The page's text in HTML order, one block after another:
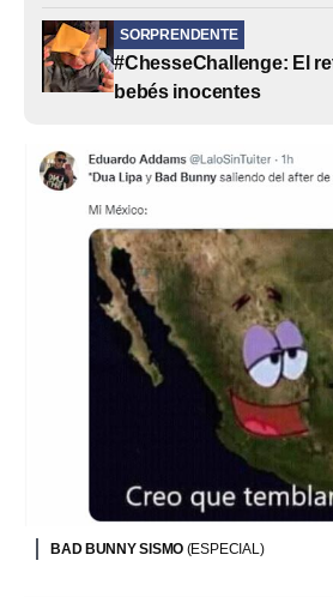
SORPRENDENTE
#ChesseChallenge: El
bebés inocentes
BAD BUNNY SISMO (ESPECIAL)